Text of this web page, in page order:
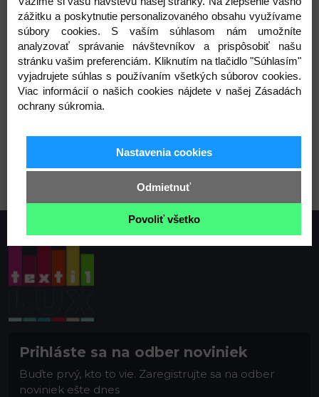
Zloženie: papier, plast
Rozmery: 25 x 28 cm
Výška: 4 cm
Varianty
Prihláste sa na odber noviniek
Buďte prvý, kto to vie. Zaregistrujte sa na odber
noviniek ešte dnes
zážitku a poskytnutie personalizovaného obsahu využívame
súbory cookies. S vaším súhlasom nám umožníte
analyzovať správanie návštevníkov a prispôsobiť našu
stránku vašim preferenciám. Kliknutím na tlačidlo "Súhlasím"
vyjadrujete súhlas s používaním všetkých súborov cookies.
Viac informácií o našich cookies nájdete v našej Zásadách
ochrany súkromia.
Nastavenia cookies
Odmietnuť
Povoliť všetko